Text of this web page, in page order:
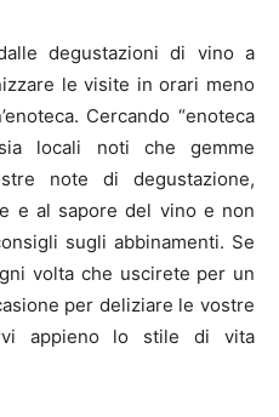
degustazioni di vino a
le visite in orari meno
Cercando “enoteca
locali noti che gemme
note di degustazione,
e al sapore del vino e non
sugli abbinamenti. Se
volta che uscirete per un
per deliziare le vostre
appieno lo stile di vita